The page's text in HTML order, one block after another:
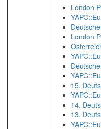
London
London
15.
14.
13.